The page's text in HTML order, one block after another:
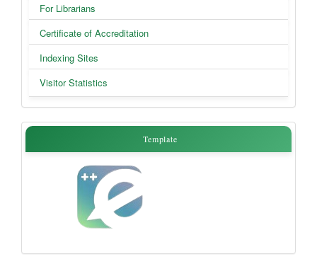
For Librarians
Certificate of Accreditation
Indexing Sites
Visitor Statistics
Template